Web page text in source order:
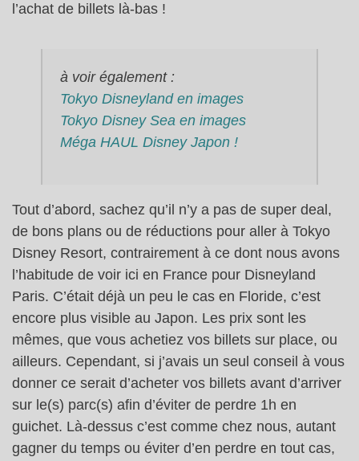
l’achat de billets là-bas !
à voir également :
Tokyo Disneyland en images
Tokyo Disney Sea en images
Méga HAUL Disney Japon !
Tout d’abord, sachez qu’il n’y a pas de super deal,
de bons plans ou de réductions pour aller à Tokyo
Disney Resort, contrairement à ce dont nous avons
l’habitude de voir ici en France pour Disneyland
Paris. C’était déjà un peu le cas en Floride, c’est
encore plus visible au Japon. Les prix sont les
mêmes, que vous achetiez vos billets sur place, ou
ailleurs. Cependant, si j’avais un seul conseil à vous
donner ce serait d’acheter vos billets avant d’arriver
sur le(s) parc(s) afin d’éviter de perdre 1h en
guichet. Là-dessus c’est comme chez nous, autant
gagner du temps ou éviter d’en perdre en tout cas,